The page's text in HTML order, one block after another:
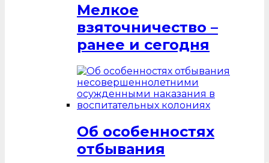
Мелкое
взяточничество –
ранее и сегодня
Об особенностях
отбывания